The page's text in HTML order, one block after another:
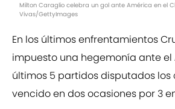
Milton Caraglio celebra un gol ante América en el
Vivas/GettyImages
En los últimos enfrentamientos
impuesto una hegemonía ante el
últimos 5 partidos disputados los
vencido en dos ocasiones por 3